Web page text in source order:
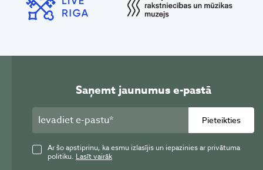
Saņemt jaunumus e-pastā
Pieteikties
Ar šo apstiprinu, ka esmu izlasījis un iepazinies ar privātuma
politiku. Lasīt vairāk